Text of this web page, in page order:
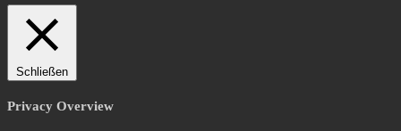
Schließen
Privacy Overview